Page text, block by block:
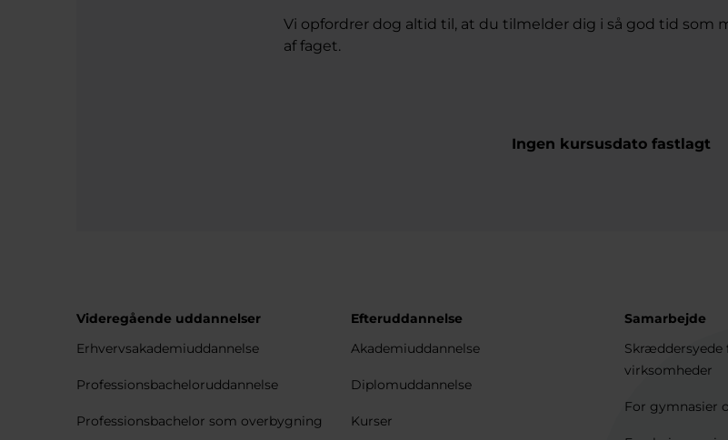
Vi opfordrer dog altid til, at du tilmelder dig i så god tid som
af faget.
Ingen kursusdato fastlagt
Videregående uddannelser
Erhvervsakademiuddannelse
Professionsbacheloruddannelse
Professionsbachelor som overbygning
Efteruddannelse
Akademiuddannelse
Diplomuddannelse
Kurser
Samarbejde
Skræddersyede
virksomheder
For gymnasier